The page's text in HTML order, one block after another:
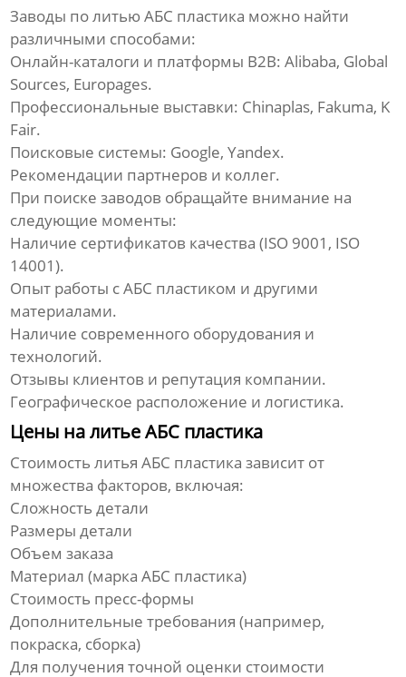
Заводы политью АБС пластика можно найти
различными способами:
Онлайн-каталоги и платформы B2B: Alibaba, Global
Sources, Europages.
Профессиональные выставки: Chinaplas, Fakuma, K
Fair.
Поисковые системы: Google, Yandex.
Рекомендации партнеров и коллег.
При поиске заводов обращайте внимание на
следующие моменты:
Наличие сертификатов качества (ISO 9001, ISO
14001).
Опыт работы с АБС пластиком и другими
материалами.
Наличие современного оборудования и
технологий.
Отзывы клиентов и репутация компании.
Географическое расположение и логистика.
Цены на литье АБС пластика
Стоимостьлитья АБС пластика зависит от
множества факторов, включая:
Сложность детали
Размеры детали
Объем заказа
Материал (марка АБС пластика)
Стоимость пресс-формы
Дополнительные требования (например,
покраска, сборка)
Для получения точной оценки стоимости